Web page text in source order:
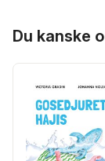
Du kanske